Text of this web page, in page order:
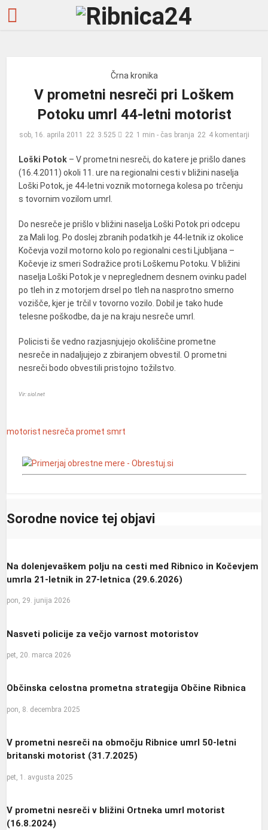
Črna kronika
V prometni nesreči pri Loškem
Potoku umrl 44-letni motorist
sob, 16. aprila 2011 3.525 1 min - čas branja 4 komentarji
Loški Potok – V prometni nesreči, do katere je prišlo danes
(16.4.2011) okoli 11. ure na regionalni cesti v bližini naselja
Loški Potok, je 44-letni voznik motornega kolesa po trčenju
s tovornim vozilom umrl.
Do nesreče je prišlo v bližini naselja Loški Potok pri odcepu
za Mali log. Po doslej zbranih podatkih je 44-letnik iz okolice
Kočevja vozil motorno kolo po regionalni cesti Ljubljana –
Kočevje iz smeri Sodražice proti Loškemu Potoku. V bližini
naselja Loški Potok je v nepreglednem desnem ovinku padel
po tleh in z motorjem drsel po tleh na nasprotno smerno
vozišče, kjer je trčil v tovorno vozilo. Dobil je tako hude
telesne poškodbe, da je na kraju nesreče umrl.
Policisti še vedno razjasnjujejo okoliščine prometne
nesreče in nadaljujejo z zbiranjem obvestil. O prometni
nesreči bodo obvestili pristojno tožilstvo.
Vir: siol.net
motorist nesreča promet smrt
Sorodne novice tej objavi
Na dolenjevaškem polju na cesti med Ribnico in Kočevjem
umrla 21-letnik in 27-letnica (29.6.2026)
pon, 29. junija 2026
Nasveti policije za večjo varnost motoristov
pet, 20. marca 2026
Občinska celostna prometna strategija Občine Ribnica
pon, 8. decembra 2025
V prometni nesreči na območju Ribnice umrl 50-letni
britanski motorist (31.7.2025)
pet, 1. avgusta 2025
V prometni nesreči v bližini Ortneka umrl motorist
(16.8.2024)